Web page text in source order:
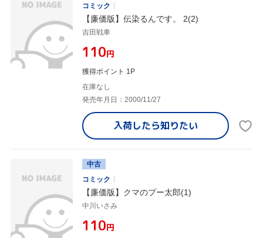
コミック
【廉価版】伝染るんです。 2(2)
吉田戦車
¥110円
獲得ポイント 1P
在庫なし
発売年月日：2000/11/27
入荷したら知りたい
中古
コミック
【廉価版】クマのプー太郎(1)
中川いさみ
¥110円